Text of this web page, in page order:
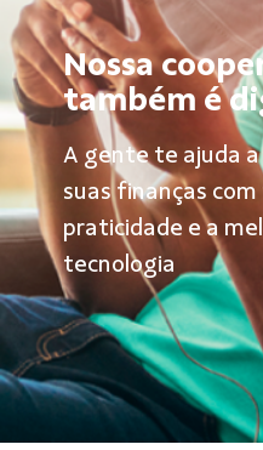
Nossa
também é
A gente te ajuda a
suas finanças
praticidade e a
tecnologia